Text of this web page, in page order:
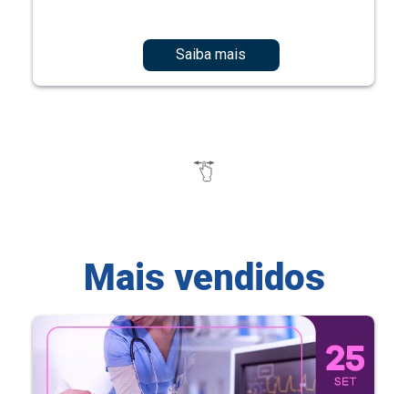
Saiba mais
Mais vendidos